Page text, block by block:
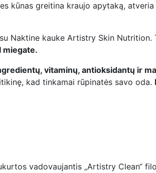
kūnas greitina kraujo apytaką,
Naktine kauke Artistry Skin Nutrition.
miegate.
vitaminų, antioksidantų ir
kad tinkamai rūpinatės savo oda.
vadovaujantis „Artistry Clean“